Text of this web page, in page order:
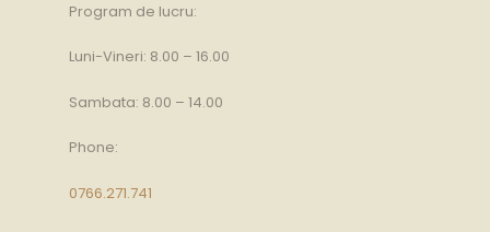
Program de lucru:
Luni-Vineri: 8.00 – 16.00
Sambata: 8.00 – 14.00
Phone:
0766.271.741